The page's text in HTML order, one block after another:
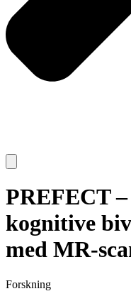
PREFECT
kognitive
med MR-
Forskning